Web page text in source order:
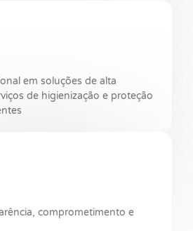
em soluções de alta
de higienização e proteção
comprometimento e